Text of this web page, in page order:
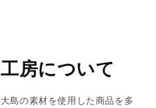
房について
島の素材を使用した商品を多